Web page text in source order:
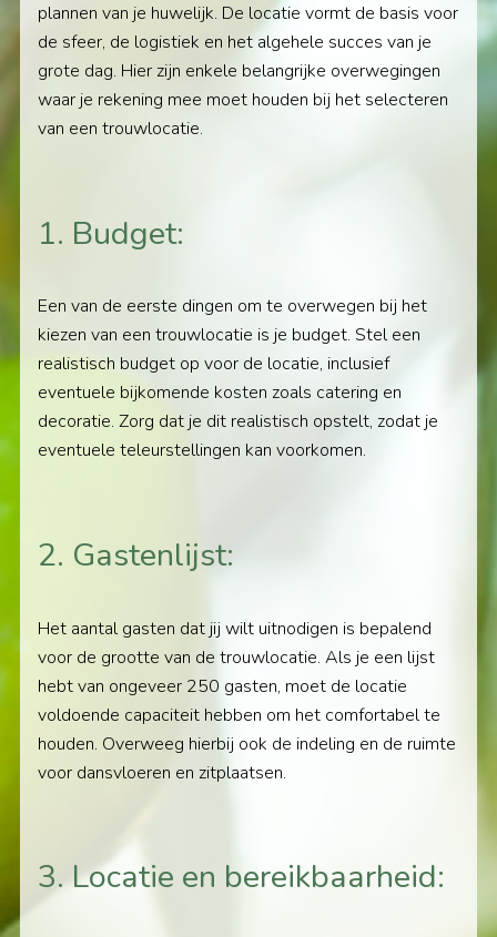
plannen van je huwelijk. De locatie vormt de basis voor
de sfeer, de logistiek en het algehele succes van je
grote dag. Hier zijn enkele belangrijke overwegingen
waar je rekening mee moet houden bij het selecteren
van een trouwlocatie.
1. Budget:
Een van de eerste dingen om te overwegen bij het
kiezen van een trouwlocatie is je budget. Stel een
realistisch budget op voor de locatie, inclusief
eventuele bijkomende kosten zoals catering en
decoratie. Zorg dat je dit realistisch opstelt, zodat je
eventuele teleurstellingen kan voorkomen.
2. Gastenlijst:
Het aantal gasten dat jij wilt uitnodigen is bepalend
voor de grootte van de trouwlocatie. Als je een lijst
hebt van ongeveer 250 gasten, moet de locatie
voldoende capaciteit hebben om het comfortabel te
houden. Overweeg hierbij ook de indeling en de ruimte
voor dansvloeren en zitplaatsen.
3. Locatie en bereikbaarheid: